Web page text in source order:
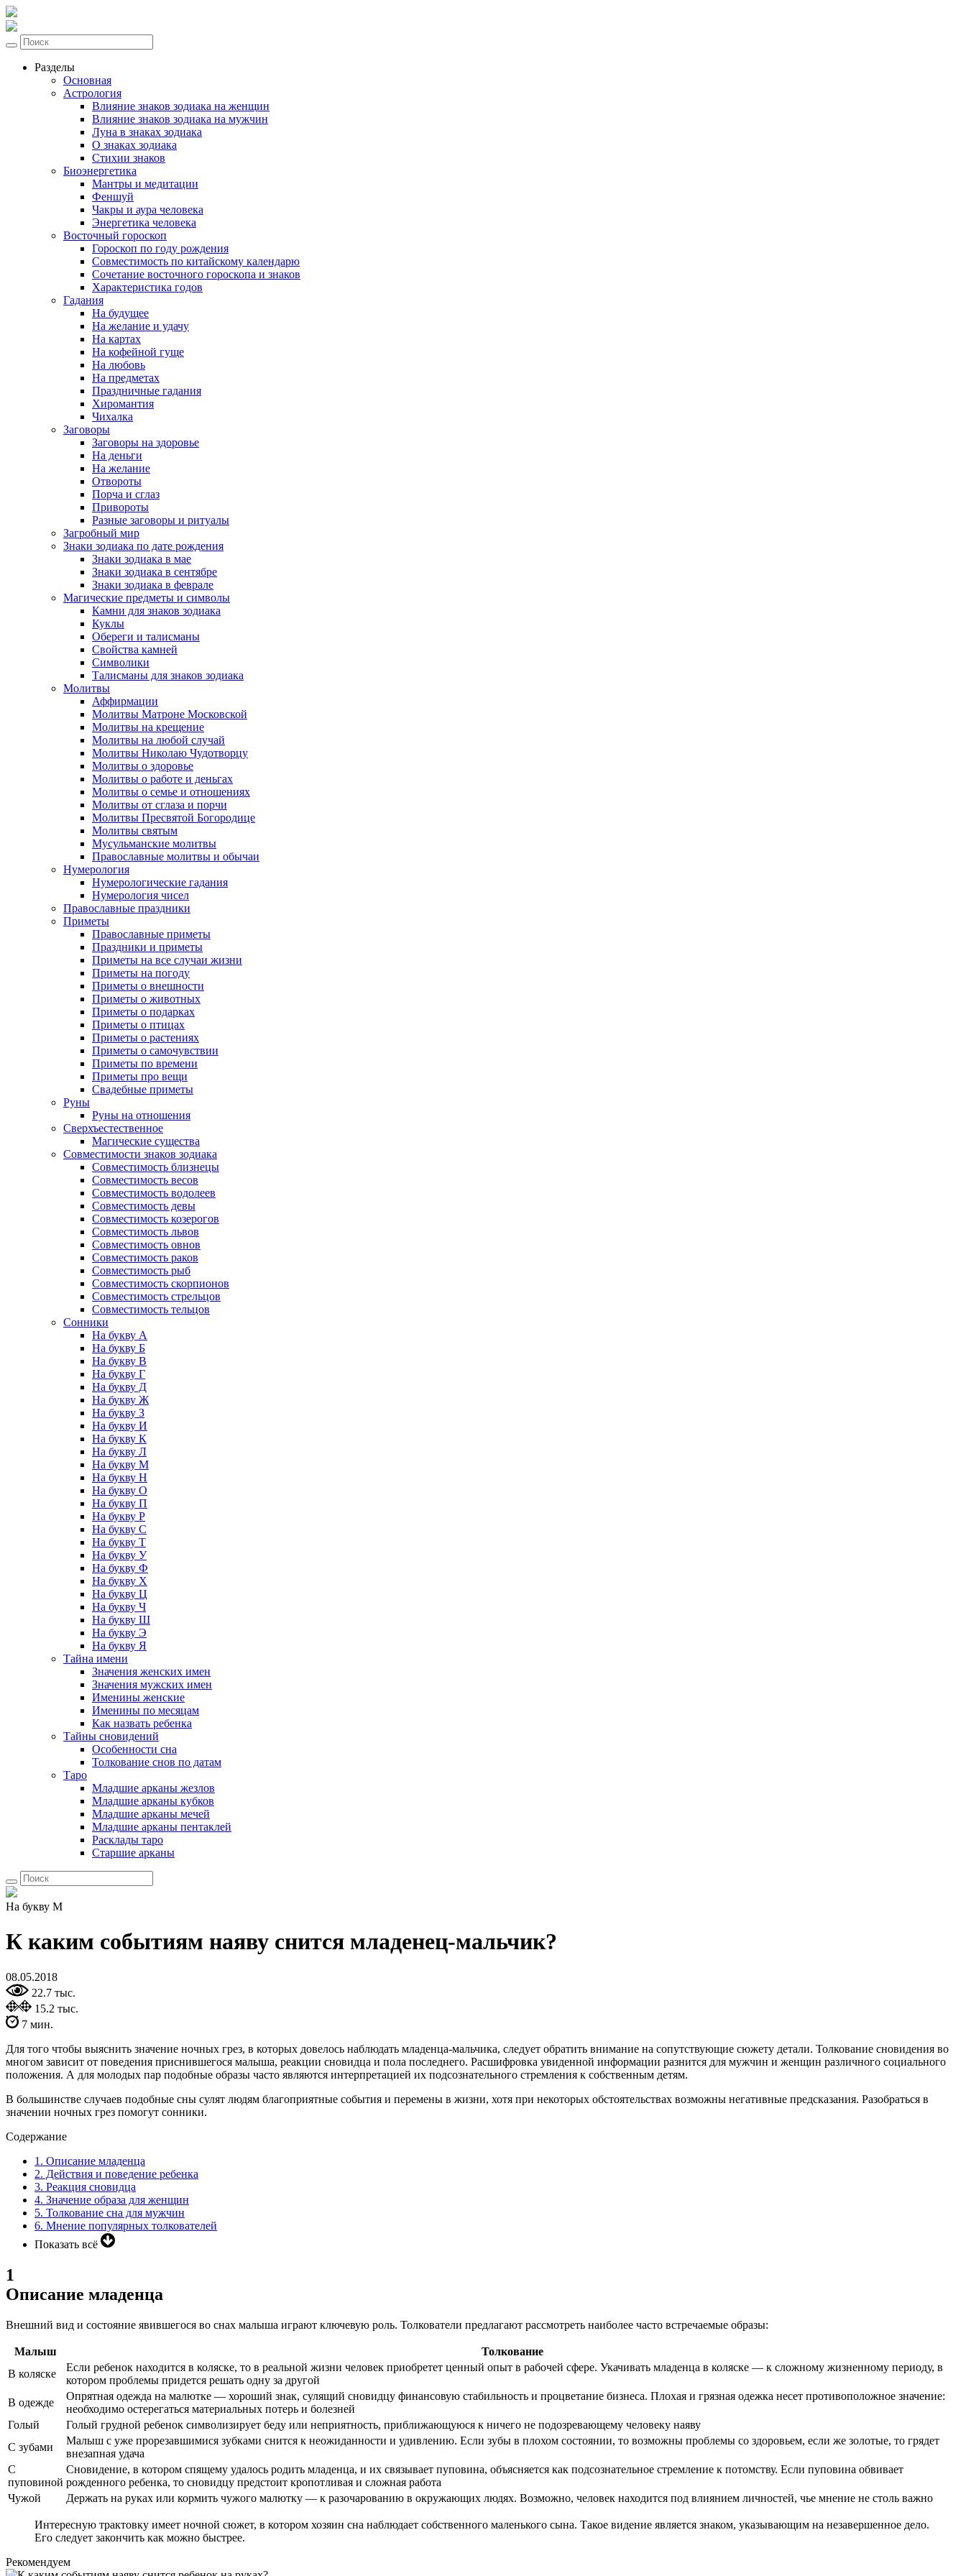
Разделы
Основная
Астрология
Влияние знаков зодиака на женщин
Влияние знаков зодиака на мужчин
Луна в знаках зодиака
О знаках зодиака
Стихии знаков
Биоэнергетика
Мантры и медитации
Феншуй
Чакры и аура человека
Энергетика человека
Восточный гороскоп
Гороскоп по году рождения
Совместимость по китайскому календарю
Сочетание восточного гороскопа и знаков
Характеристика годов
Гадания
На будущее
На желание и удачу
На картах
На кофейной гуще
На любовь
На предметах
Праздничные гадания
Хиромантия
Чихалка
Заговоры
Заговоры на здоровье
На деньги
На желание
Отвороты
Порча и сглаз
Привороты
Разные заговоры и ритуалы
Загробный мир
Знаки зодиака по дате рождения
Знаки зодиака в мае
Знаки зодиака в сентябре
Знаки зодиака в феврале
Магические предметы и символы
Камни для знаков зодиака
Куклы
Обереги и талисманы
Свойства камней
Символики
Талисманы для знаков зодиака
Молитвы
Аффирмации
Молитвы Матроне Московской
Молитвы на крещение
Молитвы на любой случай
Молитвы Николаю Чудотворцу
Молитвы о здоровье
Молитвы о работе и деньгах
Молитвы о семье и отношениях
Молитвы от сглаза и порчи
Молитвы Пресвятой Богородице
Молитвы святым
Мусульманские молитвы
Православные молитвы и обычаи
Нумерология
Нумерологические гадания
Нумерология чисел
Православные праздники
Приметы
Православные приметы
Праздники и приметы
Приметы на все случаи жизни
Приметы на погоду
Приметы о внешности
Приметы о животных
Приметы о подарках
Приметы о птицах
Приметы о растениях
Приметы о самочувствии
Приметы по времени
Приметы про вещи
Свадебные приметы
Руны
Руны на отношения
Сверхъестественное
Магические существа
Совместимости знаков зодиака
Совместимость близнецы
Совместимость весов
Совместимость водолеев
Совместимость девы
Совместимость козерогов
Совместимость львов
Совместимость овнов
Совместимость раков
Совместимость рыб
Совместимость скорпионов
Совместимость стрельцов
Совместимость тельцов
Сонники
На букву А
На букву Б
На букву В
На букву Г
На букву Д
На букву Ж
На букву З
На букву И
На букву К
На букву Л
На букву М
На букву Н
На букву О
На букву П
На букву Р
На букву С
На букву Т
На букву У
На букву Ф
На букву Х
На букву Ц
На букву Ч
На букву Ш
На букву Э
На букву Я
Тайна имени
Значения женских имен
Значения мужских имен
Именины женские
Именины по месяцам
Как назвать ребенка
Тайны сновидений
Особенности сна
Толкование снов по датам
Таро
Младшие арканы жезлов
Младшие арканы кубков
Младшие арканы мечей
Младшие арканы пентаклей
Расклады таро
Старшие арканы
На букву М
К каким событиям наяву снится младенец-мальчик?
08.05.2018
22.7 тыс.
15.2 тыс.
7 мин.
Для того чтобы выяснить значение ночных грез, в которых довелось наблюдать младенца-мальчика, следует обратить внимание на сопутствующие сюжету детали. Толкование сновидения во
многом зависит от поведения приснившегося малыша, реакции сновидца и пола последнего. Расшифровка увиденной информации разнится для мужчин и женщин различного социального
положения. А для молодых пар подобные образы часто являются интерпретацией их подсознательного стремления к собственным детям.
В большинстве случаев подобные сны сулят людям благоприятные события и перемены в жизни, хотя при некоторых обстоятельствах возможны негативные предсказания. Разобраться в
значении ночных грез помогут сонники.
Содержание
1. Описание младенца
2. Действия и поведение ребенка
3. Реакция сновидца
4. Значение образа для женщин
5. Толкование сна для мужчин
6. Мнение популярных толкователей
Показать всё
1
Описание младенца
Внешний вид и состояние явившегося во снах малыша играют ключевую роль. Толкователи предлагают рассмотреть наиболее часто встречаемые образы:
Малыш
Толкование
В коляске
Если ребенок находится в коляске, то в реальной жизни человек приобретет ценный опыт в рабочей сфере. Укачивать младенца в коляске — к сложному жизненному периоду, в
котором проблемы придется решать одну за другой
В одежде
Опрятная одежда на малютке — хороший знак, сулящий сновидцу финансовую стабильность и процветание бизнеса. Плохая и грязная одежка несет противоположное значение:
необходимо остерегаться материальных потерь и болезней
Голый
Голый грудной ребенок символизирует беду или неприятность, приближающуюся к ничего не подозревающему человеку наяву
С зубами
Малыш с уже прорезавшимися зубками снится к неожиданности и удивлению. Если зубы в плохом состоянии, то возможны проблемы со здоровьем, если же золотые, то грядет
внезапная удача
С
пуповиной
Сновидение, в котором спящему удалось родить младенца, и их связывает пуповина, объясняется как подсознательное стремление к потомству. Если пуповина обвивает
рожденного ребенка, то сновидцу предстоит кропотливая и сложная работа
Чужой
Держать на руках или кормить чужого малютку — к разочарованию в окружающих людях. Возможно, человек находится под влиянием личностей, чье мнение не столь важно
Интересную трактовку имеет ночной сюжет, в котором хозяин сна наблюдает собственного маленького сына. Такое видение является знаком, указывающим на незавершенное дело.
Его следует закончить как можно быстрее.
Рекомендуем